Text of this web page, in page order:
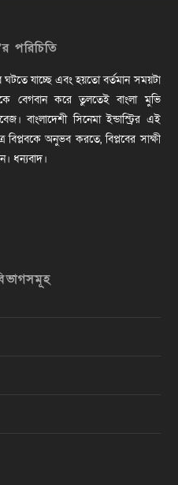
পরিচিতি
ঘটতে যাচ্ছে এবং হয়তো বর্তমান সময়টা
বেগবান করে তুলতেই বাংলা মুভি
বাংলাদেশী সিনেমা ইন্ডাস্ট্রির এই
বিপ্লবকে অনুভব করতে, বিপ্লবের সাক্ষী
ধন্যবাদ।